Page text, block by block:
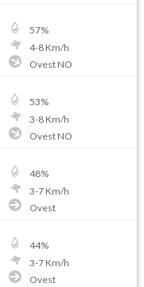
57%
4-8Km/h
Ovest NO
53%
3-8Km/h
Ovest NO
48%
3-7Km/h
Ovest
44%
3-7Km/h
Ovest